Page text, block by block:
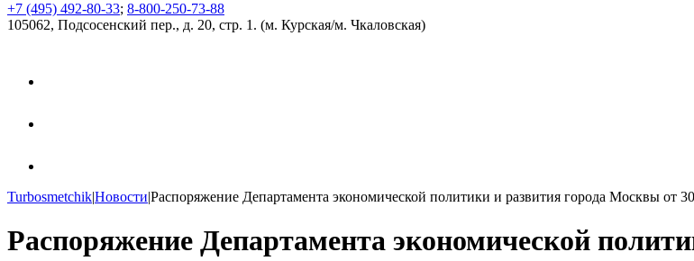
+7 (495) 492-80-33; 8-800-250-73-88
105062, Подсосенский пер., д. 20, стр. 1. (м. Курская/м. Чкаловская)
Turbosmetchik|Новости|Распоряжение Департамента экономической политики и развития города Москвы от
Распоряжение Департамента экономической